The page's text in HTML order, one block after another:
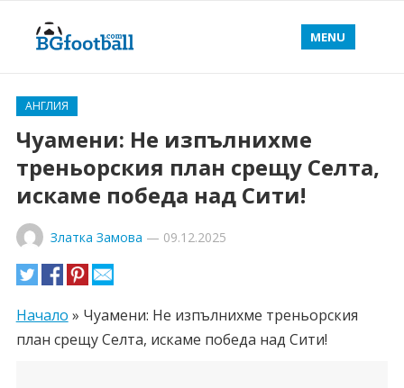
MENU
АНГЛИЯ
Чуамени: Не изпълнихме
треньорския план срещу Селта,
искаме победа над Сити!
Златка Замова — 09.12.2025
Начало » Чуамени: Не изпълнихме треньорския
план срещу Селта, искаме победа над Сити!